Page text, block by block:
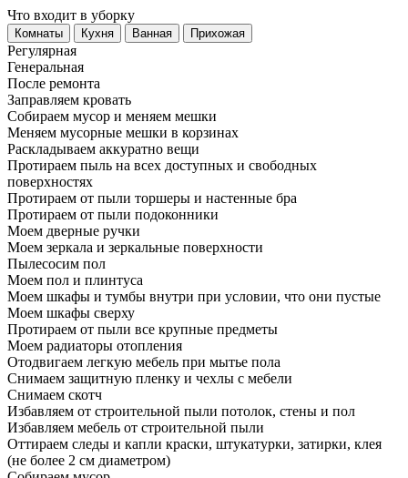
Что входит в уборку
Регу­лярная
Гене­ральная
После ремонта
Заправляем кровать
Собираем мусор и меняем мешки
Меняем мусорные мешки в корзинах
Раскладываем аккуратно вещи
Протираем пыль на всех доступных и свободных
поверхностях
Протираем от пыли торшеры и настенные бра
Протираем от пыли подоконники
Моем дверные ручки
Моем зеркала и зеркальные поверхности
Пылесосим пол
Моем пол и плинтуса
Моем шкафы и тумбы внутри при условии, что они пустые
Моем шкафы сверху
Протираем от пыли все крупные предметы
Моем радиаторы отопления
Отодвигаем легкую мебель при мытье пола
Снимаем защитную пленку и чехлы с мебели
Снимаем скотч
Избавляем от строительной пыли потолок, стены и пол
Избавляем мебель от строительной пыли
Оттираем следы и капли краски, штукатурки, затирки, клея
(не более 2 см диаметром)